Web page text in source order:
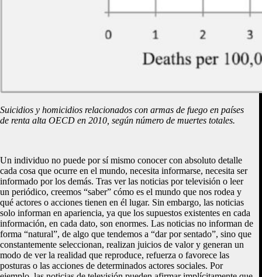
Suicidios y homicidios relacionados con armas de fuego en países
de renta alta OECD en 2010, según número de muertes totales.
Un individuo no puede por sí mismo conocer con absoluto detalle
cada cosa que ocurre en el mundo, necesita informarse, necesita ser
informado por los demás. Tras ver las noticias por televisión o leer
un periódico, creemos “saber” cómo es el mundo que nos rodea y
qué actores o acciones tienen en él lugar. Sin embargo, las noticias
solo informan en apariencia, ya que los supuestos existentes en cada
información, en cada dato, son enormes. Las noticias no informan de
forma “natural”, de algo que tendemos a “dar por sentado”, sino que
constantemente seleccionan, realizan juicios de valor y generan un
modo de ver la realidad que reproduce, refuerza o favorece las
posturas o las acciones de determinados actores sociales. Por